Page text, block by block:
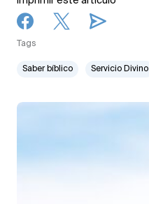
Tags
Saber bíblico Servicio Divino